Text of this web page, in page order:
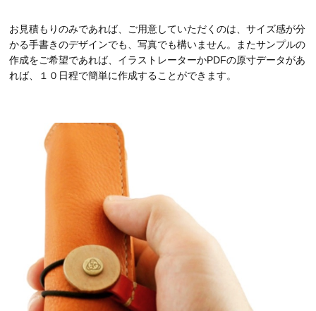
お見積もりのみであれば、ご用意していただくのは、サイズ感が分
かる手書きのデザインでも、写真でも構いません。またサンプルの
作成をご希望であれば、イラストレーターかPDFの原寸データがあ
れば、１０日程で簡単に作成することができます。